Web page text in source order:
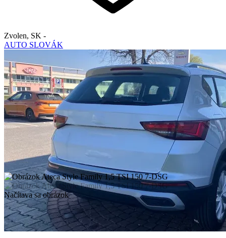
Zvolen, SK -
AUTO SLOVÁK
Načítava sa obrázok